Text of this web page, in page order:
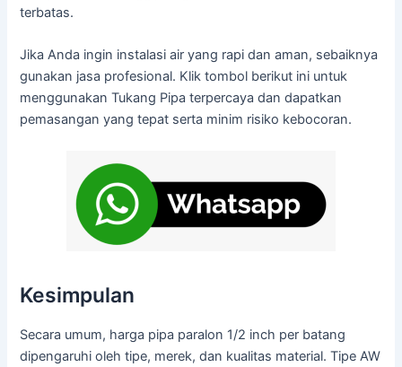
terbatas.
Jika Anda ingin instalasi air yang rapi dan aman, sebaiknya
gunakan jasa profesional. Klik tombol berikut ini untuk
menggunakan Tukang Pipa terpercaya dan dapatkan
pemasangan yang tepat serta minim risiko kebocoran.
Kesimpulan
Secara umum, harga pipa paralon 1/2 inch per batang
dipengaruhi oleh tipe, merek, dan kualitas material. Tipe AW